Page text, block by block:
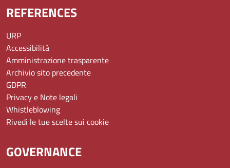
REFERENCES
URP
Accessibilità
Amministrazione trasparente
Archivio sito precedente
GDPR
Privacy e Note legali
Whistleblowing
Rivedi le tue scelte sui cookie
GOVERNANCE